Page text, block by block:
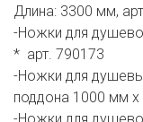
Длина: 3300 мм,
-Ножки для
* арт. 790173
-Ножки для
поддона 1000 мм